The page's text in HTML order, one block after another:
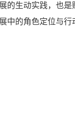
生动实践，也是
中的角色定位与